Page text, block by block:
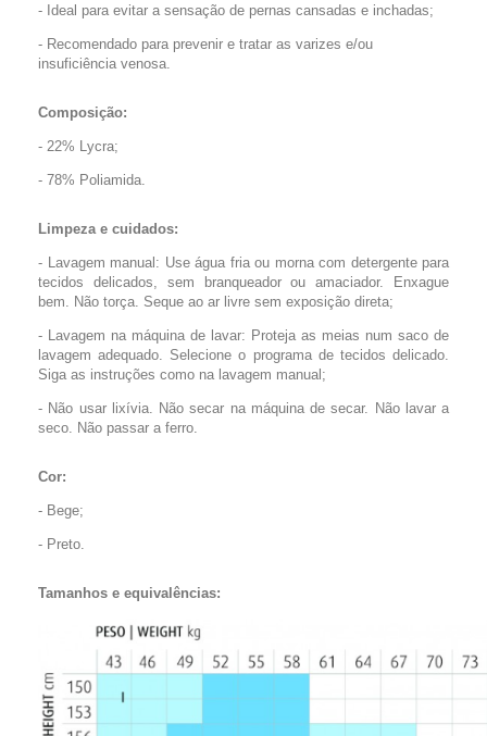
- Ideal para evitar a sensação de pernas cansadas e inchadas;
- Recomendado para prevenir e tratar as varizes e/ou
insuficiência venosa.
Composição:
- 22% Lycra;
- 78% Poliamida.
Limpeza e cuidados:
- Lavagem manual: Use água fria ou morna com detergente para
tecidos delicados, sem branqueador ou amaciador. Enxague
bem. Não torça. Seque ao ar livre sem exposição direta;
- Lavagem na máquina de lavar: Proteja as meias num saco de
lavagem adequado. Selecione o programa de tecidos delicado.
Siga as instruções como na lavagem manual;
- Não usar lixívia. Não secar na máquina de secar. Não lavar a
seco. Não passar a ferro.
Cor:
- Bege;
- Preto.
Tamanhos e equivalências: